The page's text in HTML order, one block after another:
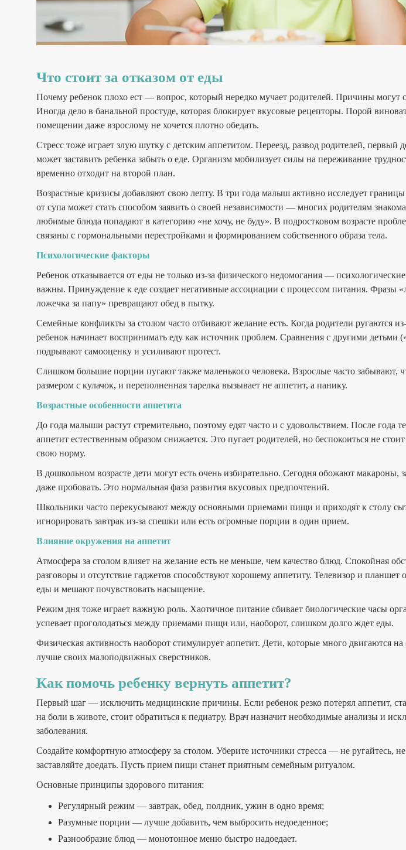
Что стоит за отказом от еды
Почему ребенок плохо ест — вопрос, который нередко мучает родителей. Причины
Иногда дело в банальной простуде, которая блокирует вкусовые рецепторы. Порой
помещении даже взрослому не хочется плотно обедать.
Стресс тоже играет злую шутку с детским аппетитом. Переезд, развод родителей, первый
может заставить ребенка забыть о еде. Организм мобилизует силы на переживание
временно отходит на второй план.
Возрастные кризисы добавляют свою лепту. В три года малыш активно исследует
от супа может стать способом заявить о своей независимости — многих родителям
любимые блюда попадают в категорию «не хочу, не буду». В подростковом возрасте
связаны с гормональными перестройками и формированием собственного образа тела.
Психологические факторы
Ребенок отказывается от еды не только из-за физического недомогания —
важны. Принуждение к еде создает негативные ассоциации с процессом питания. Фразы
ложечка за папу» превращают обед в пытку.
Семейные конфликты за столом часто отбивают желание есть. Когда родители ругаются
ребенок начинает воспринимать еду как источник проблем. Сравнения с другими детьми
подрывают самооценку и усиливают протест.
Слишком большие порции пугают также маленького человека. Взрослые часто забывают,
размером с кулачок, и переполненная тарелка вызывает не аппетит, а панику.
Возрастные особенности аппетита
До года малыши растут стремительно, поэтому едят часто и с удовольствием. После года
аппетит естественным образом снижается. Это пугает родителей, но беспокоиться не
свою норму.
В дошкольном возрасте дети могут есть очень избирательно. Сегодня обожают макароны,
даже пробовать. Это нормальная фаза развития вкусовых предпочтений.
Школьники часто перекусывают между основными приемами пищи и приходят к столу
игнорировать завтрак из-за спешки или есть огромные порции в один прием.
Влияние окружения на аппетит
Атмосфера за столом влияет на желание есть не меньше, чем качество блюд. Спокойная
разговоры и отсутствие гаджетов способствуют хорошему аппетиту. Телевизор и планшет
еды и мешают почувствовать насыщение.
Режим дня тоже играет важную роль. Хаотичное питание сбивает биологические часы
успевает проголодаться между приемами пищи или, наоборот, слишком долго ждет еды.
Физическая активность наоборот стимулирует аппетит. Дети, которые много двигаются на
лучше своих малоподвижных сверстников.
Как помочь ребенку вернуть аппетит?
Первый шаг — исключить медицинские причины. Если ребенок резко потерял аппетит,
на боли в животе, стоит обратиться к педиатру. Врач назначит необходимые анализы и
заболевания.
Создайте комфортную атмосферу за столом. Уберите источники стресса — не ругайтесь,
заставляйте доедать. Пусть прием пищи станет приятным семейным ритуалом.
Основные принципы здорового питания:
Регулярный режим — завтрак, обед, полдник, ужин в одно время;
Разумные порции — лучше добавить, чем выбросить недоеденное;
Разнообразие блюд — монотонное меню быстро надоедает.